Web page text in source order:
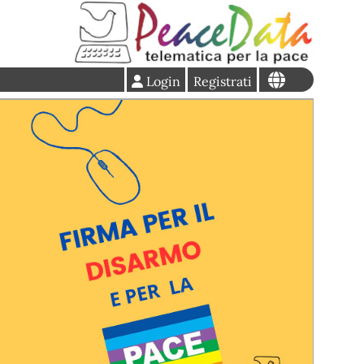
Registrati
Login